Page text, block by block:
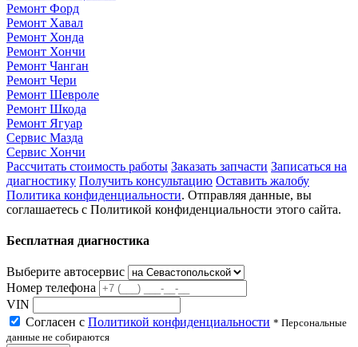
Ремонт Форд
Ремонт Хавал
Ремонт Хонда
Ремонт Хончи
Ремонт Чанган
Ремонт Чери
Ремонт Шевроле
Ремонт Шкода
Ремонт Ягуар
Сервис Мазда
Сервис Хончи
Рассчитать стоимость работы Заказать запчасти Записаться на
диагностику Получить консультацию Оставить жалобу
Политика конфиденциальности. Отправляя данные, вы
соглашаетесь с Политикой конфиденциальности этого сайта.
Бесплатная диагностика
Выберите автосервис
Номер телефона
VIN
Согласен с Политикой конфиденциальности * Персональные
данные не собираются